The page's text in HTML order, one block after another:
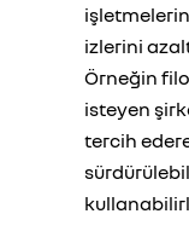
izlerini
Örneğin
isteyen
tercih